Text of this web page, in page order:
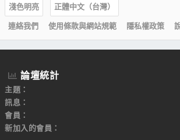
淺色明亮
正體中文（台灣）
連絡我們
使用條款與網站規範 隱私權政策
論壇統計
主題
訊息
會員
新加入的會員